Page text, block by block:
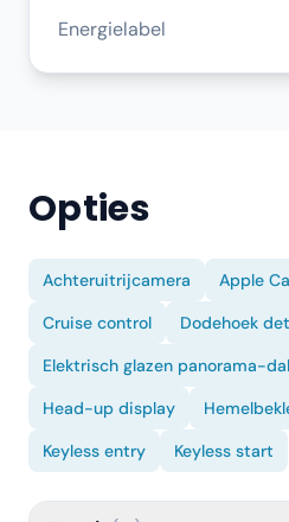
Energielabel
Opties
Achteruitrijcamera
Apple
Cruise control
Dodehoek
Elektrisch glazen panorama-
Head-up display
Keyless entry
Keyless start